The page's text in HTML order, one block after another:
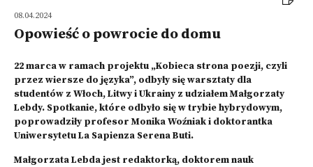
08.04.2024
Opowieść o powrocie do domu
22 marca w ramach projektu „Kobieca strona poezji, czyli
przez wiersze do języka”, odbyły się warsztaty dla
studentów z Włoch, Litwy i Ukrainy z udziałem Małgorzaty
Lebdy. Spotkanie, które odbyło się w trybie hybrydowym,
poprowadziły profesor Monika Woźniak i doktorantka
Uniwersytetu La Sapienza Serena Buti.
Małgorzata Lebda jest redaktorką, doktorem nauk